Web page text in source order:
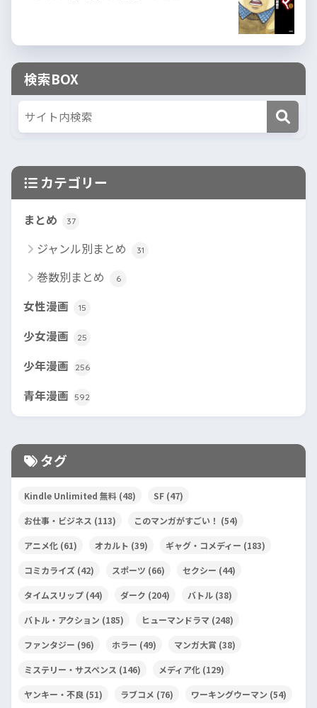
検索BOX
カテゴリー
まとめ 37
ジャンル別まとめ 31
巻数別まとめ 6
女性漫画 15
少女漫画 25
少年漫画 256
青年漫画 592
タグ
Kindle Unlimited 無料 (48) SF (47)
お仕事・ビジネス (113) このマンガがすごい！ (54)
アニメ化 (61) オカルト (39) ギャグ・コメディー (183)
コミカライズ (42) スポーツ (66) セクシー (44)
タイムスリップ (44) ダーク (204) バトル (38)
バトル・アクション (185) ヒューマンドラマ (248)
ファンタジー (96) ホラー (49) マンガ大賞 (38)
ミステリー・サスペンス (146) メディア化 (129)
ヤンキー・不良 (51) ラブコメ (76) ワーキングウーマン (54)